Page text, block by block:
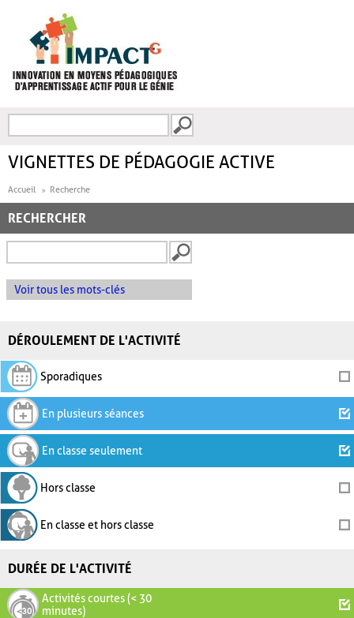
FORMULAIRE DE
VIGNETTES DE PÉDAGOGIE ACTIVE
Accueil Recherche
RECHERCHER
Voir tous les mots-clés
DÉROULEMENT DE L'ACTIVITÉ
Sporadiques
En plusieurs séances
En classe seulement
Hors classe
En classe et hors classe
DURÉE DE L'ACTIVITÉ
Activités courtes (< 30
minutes)